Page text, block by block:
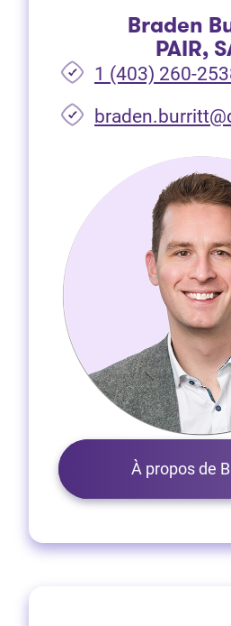
Braden
PAIR,
1 (403) 260-
À propos de